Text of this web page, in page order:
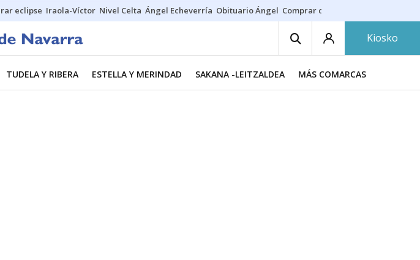
eclipse Iraola-Víctor Nivel Celta Ángel Echeverría Obituario Ángel Comprar casa
Kiosko
TUDELA Y RIBERA ESTELLA Y MERINDAD SAKANA -LEITZALDEA MÁS COMARCAS